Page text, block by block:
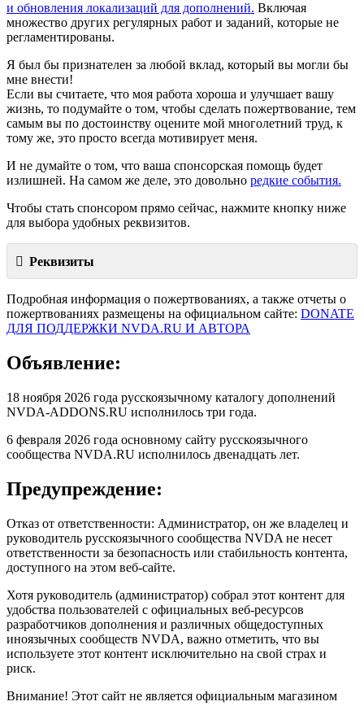
и обновления локализаций для дополнений. Включая
множество других регулярных работ и заданий, которые не
регламентированы.
Я был бы признателен за любой вклад, который вы могли бы
мне внести!
Если вы считаете, что моя работа хороша и улучшает вашу
жизнь, то подумайте о том, чтобы сделать пожертвование, тем
самым вы по достоинству оцените мой многолетний труд, к
тому же, это просто всегда мотивирует меня.
И не думайте о том, что ваша спонсорская помощь будет
излишней. На самом же деле, это довольно редкие события.
Чтобы стать спонсором прямо сейчас, нажмите кнопку ниже
для выбора удобных реквизитов.
Реквизиты
Подробная информация о пожертвованиях, а также отчеты о
пожертвованиях размещены на официальном сайте: DONATE
ДЛЯ ПОДДЕРЖКИ NVDA.RU И АВТОРА
Объявление:
18 ноября 2026 года русскоязычному каталогу дополнений
NVDA-ADDONS.RU исполнилось три года.
6 февраля 2026 года основному сайту русскоязычного
сообщества NVDA.RU исполнилось двенадцать лет.
Предупреждение:
Отказ от ответственности: Администратор, он же владелец и
руководитель русскоязычного сообщества NVDA не несет
ответственности за безопасность или стабильность контента,
доступного на этом веб-сайте.
Хотя руководитель (администратор) собрал этот контент для
удобства пользователей с официальных веб-ресурсов
разработчиков дополнения и различных общедоступных
иноязычных сообществ NVDA, важно отметить, что вы
используете этот контент исключительно на свой страх и
риск.
Внимание! Этот сайт не является официальным магазином